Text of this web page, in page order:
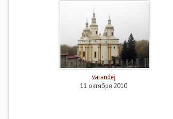
varandej
11 октября 2010